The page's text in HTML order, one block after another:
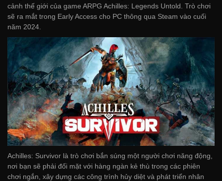
cảnh thế giới của game ARPG Achilles: Legends Untold. Trò chơi
sẽ ra mắt trong Early Access cho PC thông qua Steam vào cuối
năm 2024.
Achilles: Survivor là trò chơi bắn súng một người chơi năng động,
nơi bạn sẽ phải đối mặt với hàng ngàn kẻ thù trong các phiên
chơi ngắn, xây dựng các công trình hủy diệt và phát triển nhân